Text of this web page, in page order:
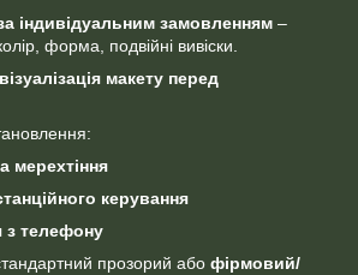
індивідуальним замовленням –
форма, подвійні вивіски.
візуалізація макету перед
мерехтіння
керування
з телефону
прозорий або фірмовий/